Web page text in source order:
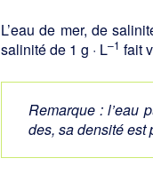
L’eau de mer, de
salinité de 1 g · L–1 fait
Remarque : l’eau
des, sa densité est